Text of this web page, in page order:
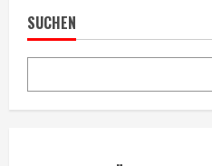
unbefriedigend
SUCHEN